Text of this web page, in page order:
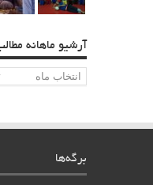
آرشیو ماهانه
آرشیو
ماهانه
برگه‌ها